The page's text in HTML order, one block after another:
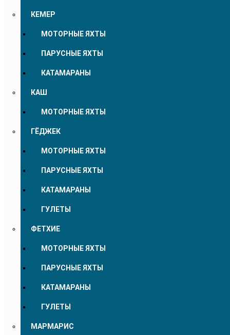
КЕМЕР
МОТОРНЫЕ ЯХТЫ
ПАРУСНЫЕ ЯХТЫ
КАТАМАРАНЫ
КАШ
МОТОРНЫЕ ЯХТЫ
ГЁДЖЕК
МОТОРНЫЕ ЯХТЫ
ПАРУСНЫЕ ЯХТЫ
КАТАМАРАНЫ
ГУЛЕТЫ
ФЕТХИЕ
МОТОРНЫЕ ЯХТЫ
ПАРУСНЫЕ ЯХТЫ
КАТАМАРАНЫ
ГУЛЕТЫ
МАРМАРИС